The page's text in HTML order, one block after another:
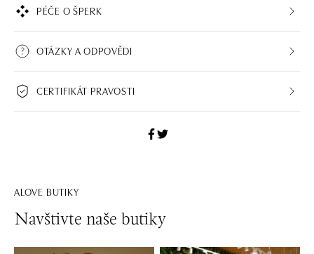
PÉČE O ŠPERK
OTÁZKY A ODPOVĚDI
CERTIFIKÁT PRAVOSTI
ALOVE BUTIKY
Navštivte naše butiky